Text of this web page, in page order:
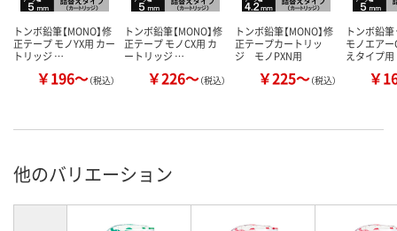
トンボ鉛筆【MONO】修
正テープ モノYX用 カー
トリッジ …
￥196～（税込）
トンボ鉛筆【MONO】修
正テープ モノCX用 カ
ートリッジ …
￥226～（税込）
トンボ鉛筆【MONO】修
正テープカートリッ
ジ モノPXN用
￥225～（税込）
トンボ鉛
モノエアー
えタイプ
￥
他のバリエーション